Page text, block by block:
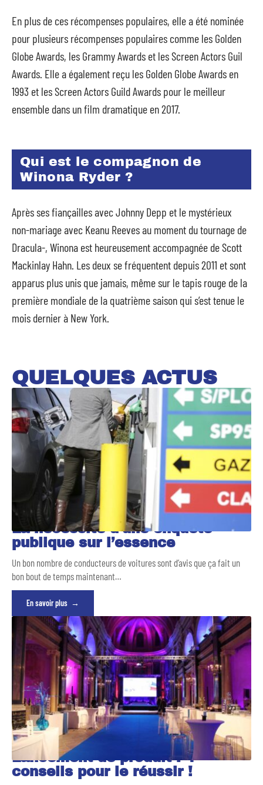
En plus de ces récompenses populaires, elle a été nominée
pour plusieurs récompenses populaires comme les Golden
Globe Awards, les Grammy Awards et les Screen Actors Guil
Awards. Elle a également reçu les Golden Globe Awards en
1993 et les Screen Actors Guild Awards pour le meilleur
ensemble dans un film dramatique en 2017.
Qui est le compagnon de
Winona Ryder ?
Après ses fiançailles avec Johnny Depp et le mystérieux
non-mariage avec Keanu Reeves au moment du tournage de
Dracula-, Winona est heureusement accompagnée de Scott
Mackinlay Hahn. Les deux se fréquentent depuis 2011 et sont
apparus plus unis que jamais, même sur le tapis rouge de la
première mondiale de la quatrième saison qui s’est tenue le
mois dernier à New York.
QUELQUES ACTUS
La nécessité d’une enquête
publique sur l’essence
Un bon nombre de conducteurs de voitures sont d’avis que ça fait un
bon bout de temps maintenant…
En savoir plus
Lancement de produit : 4
conseils pour le réussir !